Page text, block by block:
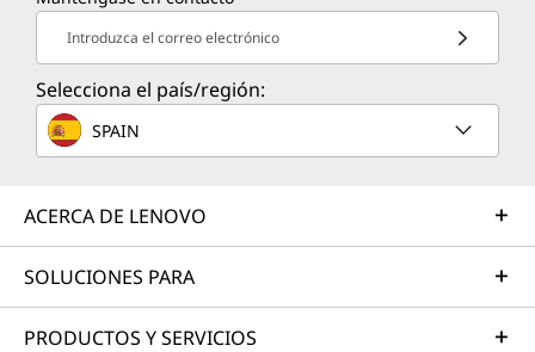
Introduzca el correo electrónico
Selecciona el país/región:
SPAIN
ACERCA DE LENOVO
SOLUCIONES PARA
PRODUCTOS Y SERVICIOS